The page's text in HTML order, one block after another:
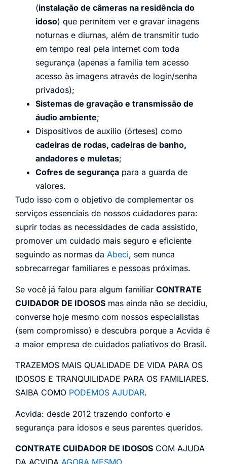
(instalação de câmeras na residência do
idoso) que permitem ver e gravar imagens
noturnas e diurnas, além de transmitir tudo
em tempo real pela internet com toda
segurança (apenas a família tem acesso
acesso às imagens através de login/senha
privados);
Sistemas de gravação e transmissão de
áudio ambiente;
Dispositivos de auxílio (órteses) como
cadeiras de rodas, cadeiras de banho,
andadores e muletas;
Cofres de segurança para a guarda de
valores.
Tudo isso com o objetivo de complementar os
serviços essenciais de nossos cuidadores para:
suprir todas as necessidades de cada assistido,
promover um cuidado mais seguro e eficiente
seguindo as normas da Abeci, sem nunca
sobrecarregar familiares e pessoas próximas.
Se você já falou para algum familiar CONTRATE
CUIDADOR DE IDOSOS mas ainda não se decidiu,
converse hoje mesmo com nossos especialistas
(sem compromisso) e descubra porque a Acvida é
a maior empresa de cuidados paliativos do Brasil.
TRAZEMOS MAIS QUALIDADE DE VIDA PARA OS
IDOSOS E TRANQUILIDADE PARA OS FAMILIARES.
SAIBA COMO PODEMOS AJUDAR.
Acvida: desde 2012 trazendo conforto e
segurança para idosos e seus parentes queridos.
CONTRATE CUIDADOR DE IDOSOS COM AJUDA
DA ACVIDA AGORA MESMO.